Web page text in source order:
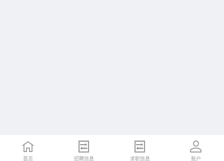
首页 招聘信息 求职信息 账户